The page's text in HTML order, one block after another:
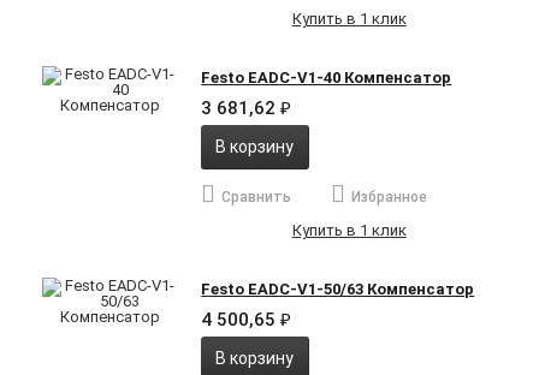
Купить в 1 клик
Festo EADC-V1-40 Компенсатор
3 681,62₽
В корзину
Сравнить Избранное
Купить в 1 клик
Festo EADC-V1-50/63 Компенсатор
4 500,65₽
В корзину